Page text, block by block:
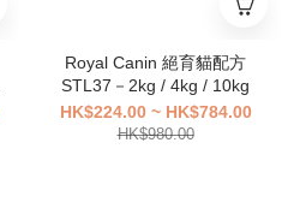
Royal Canin 絕育貓配方
STL37－2kg / 4kg / 10kg
HK$224.00 ~ HK$784.00
HK$980.00